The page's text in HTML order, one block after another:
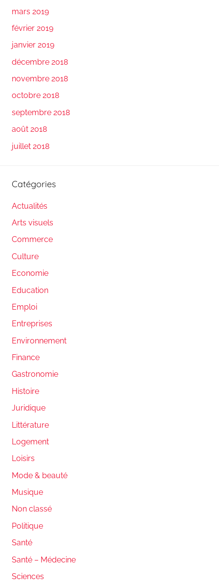
mars 2019
février 2019
janvier 2019
décembre 2018
novembre 2018
octobre 2018
septembre 2018
août 2018
juillet 2018
Catégories
Actualités
Arts visuels
Commerce
Culture
Economie
Education
Emploi
Entreprises
Environnement
Finance
Gastronomie
Histoire
Juridique
Littérature
Logement
Loisirs
Mode & beauté
Musique
Non classé
Politique
Santé
Santé – Médecine
Sciences